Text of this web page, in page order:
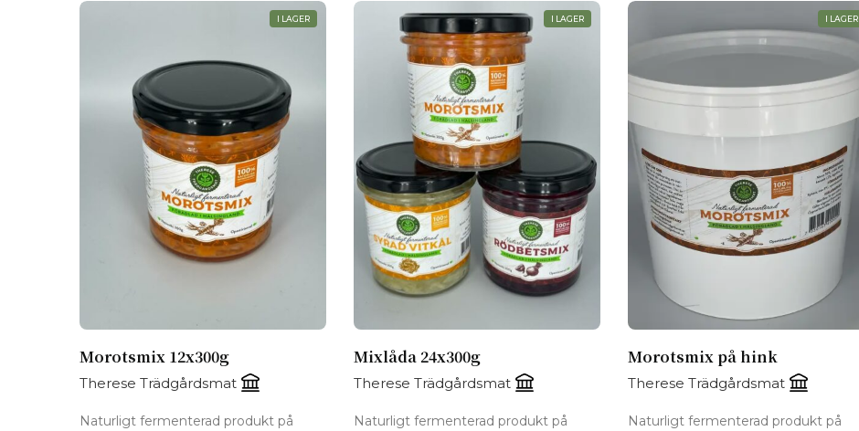
I LAGER
Morotsmix 12x300g
Therese Trädgårdsmat
Naturligt fermenterad produkt på
I LAGER
Mixlåda 24x300g
Therese Trädgårdsmat
Naturligt fermenterad produkt på
I LAGER
Morotsmix på hink
Therese Trädgårdsmat
Naturligt fermenterad produkt på